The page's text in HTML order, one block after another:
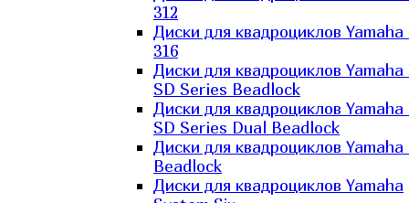
312
Диски для квадроциклов
316
Диски для квадроциклов
SD Series Beadlock
Диски для квадроциклов
SD Series Dual Beadlock
Диски для квадроциклов Yamaha
Beadlock
Диски для квадроциклов Yamaha